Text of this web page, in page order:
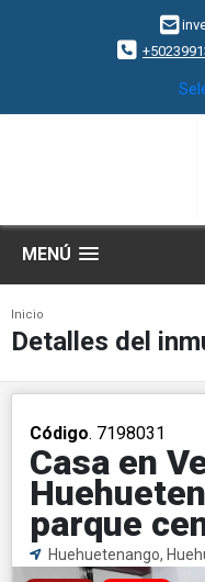
MENÚ
Inicio
Detalles del
Código. 7198031
Casa en
parque
Huehuetenango,